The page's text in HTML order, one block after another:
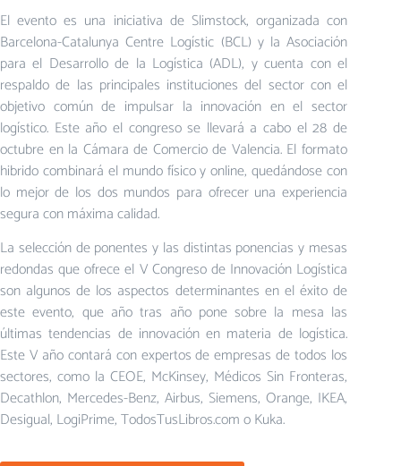
El evento es una iniciativa de Slimstock, organizada con
Barcelona-Catalunya Centre Logístic (BCL) y la Asociación
para el Desarrollo de la Logística (ADL), y cuenta con el
respaldo de las principales instituciones del sector con el
objetivo común de impulsar la innovación en el sector
logístico. Este año el congreso se llevará a cabo el 28 de
octubre en la Cámara de Comercio de Valencia. El formato
hibrido combinará el mundo físico y online, quedándose con
lo mejor de los dos mundos para ofrecer una experiencia
segura con máxima calidad.
La selección de ponentes y las distintas ponencias y mesas
redondas que ofrece el V Congreso de Innovación Logística
son algunos de los aspectos determinantes en el éxito de
este evento, que año tras año pone sobre la mesa las
últimas tendencias de innovación en materia de logística.
Este V año contará con expertos de empresas de todos los
sectores, como la CEOE, McKinsey, Médicos Sin Fronteras,
Decathlon, Mercedes-Benz, Airbus, Siemens, Orange, IKEA,
Desigual, LogiPrime, TodosTusLibros.com o Kuka.